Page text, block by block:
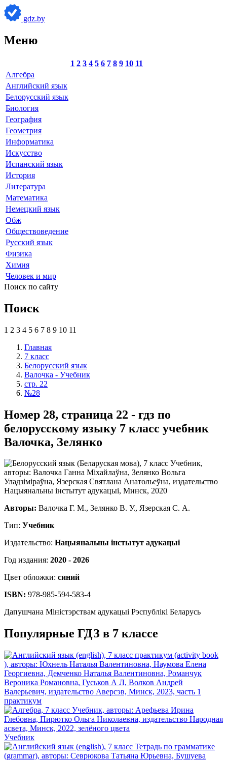
gdz.by
Меню
1 2 3 4 5 6 7 8 9 10 11
Алгебра
Английский язык
Белорусский язык
Биология
География
Геометрия
Информатика
Искусство
Испанский язык
История
Литература
Математика
Немецкий язык
Обж
Обществоведение
Русский язык
Физика
Химия
Человек и мир
Поиск по сайту
Поиск
1 2 3 4 5 6 7 8 9 10 11
Главная
7 класс
Белорусский язык
Валочка - Учебник
стр. 22
№28
Номер 28, страница 22 - гдз по
белорусскому языку 7 класс учебник
Валочка, Зелянко
Авторы: Валочка Г. М., Зелянко В. У., Язерская С. А.
Тип: Учебник
Издательство: Нацыянальны інстытут адукацыі
Год издания: 2020 - 2026
Цвет обложки: синий
ISBN: 978-985-594-583-4
Дапушчана Міністэрствам адукацыі Рэспублікі Беларусь
Популярные ГДЗ в 7 классе
практикум
Учебник